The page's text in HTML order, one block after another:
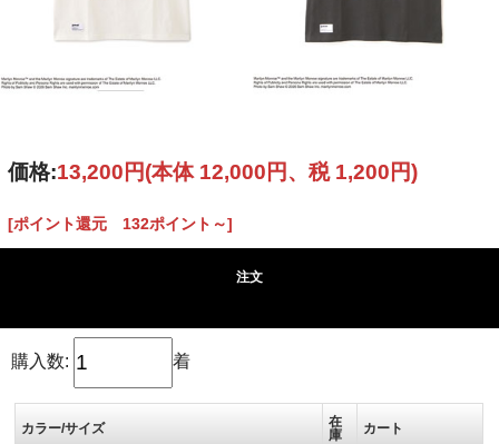
価格:13,200円(本体 12,000円、税 1,200円)
[ポイント還元 132ポイント～]
注文
購入数: 着
カラー/サイズ
在
庫
カート